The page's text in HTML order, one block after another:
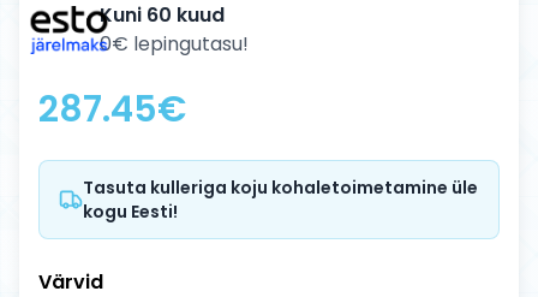
Kuni 60 kuud
0€ lepingutasu!
287.45€
Tasuta kulleriga koju kohaletoimetamine üle
kogu Eesti!
Värvid